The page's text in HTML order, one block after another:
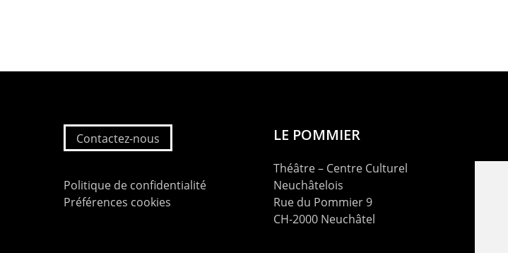
Contactez-nous
Politique de confidentialité
Préférences cookies
LE POMMIER
Théâtre – Centre Culturel
Neuchâtelois
Rue du Pommier 9
CH-2000 Neuchâtel